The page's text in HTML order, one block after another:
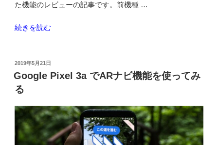
た機能のレビューの記事です。前機種 …
“Google
を
メ
イ
ン
機
種
で
続きを読む
投
稿
日:
2019年5月21日
Google Pixel 3a でARナビ機能を使ってみ
る